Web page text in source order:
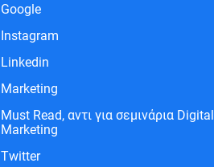
Google
Instagram
Linkedin
Marketing
Must Read, αντι για σεμινάρια Digital
Marketing
Twitter